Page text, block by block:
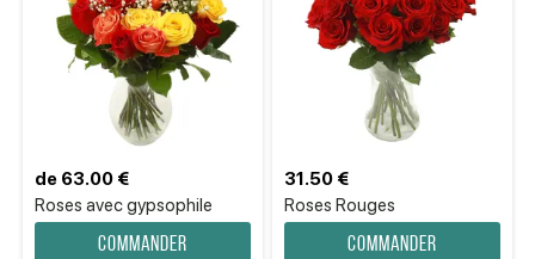
Roses avec gypsophile
de 63.00 €
Commander
Roses Rouges
31.50 €
Commander